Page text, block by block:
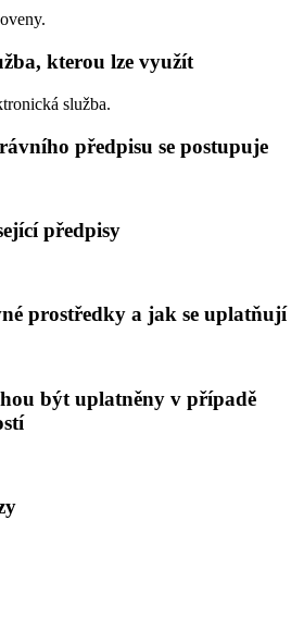
kterou lze využít
služba.
předpisu se postupuje
předpisy
prostředky a jak se uplatňují
být uplatněny v případě